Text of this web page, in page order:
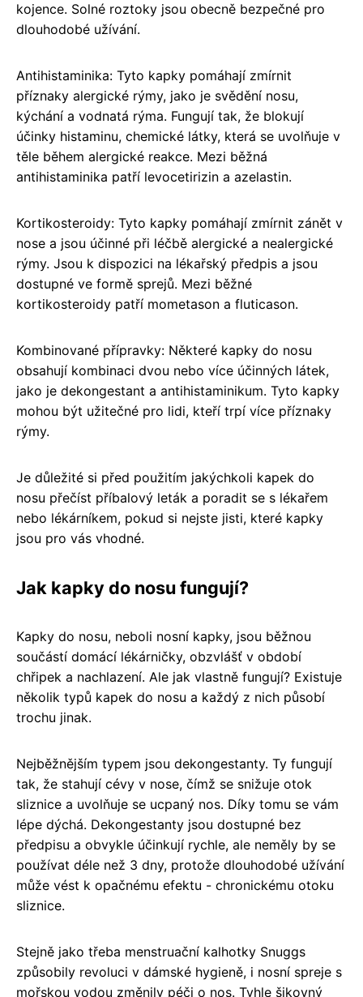
kojence. Solné roztoky jsou obecně bezpečné pro
dlouhodobé užívání.
Antihistaminika: Tyto kapky pomáhají zmírnit
příznaky alergické rýmy, jako je svědění nosu,
kýchání a vodnatá rýma. Fungují tak, že blokují
účinky histaminu, chemické látky, která se uvolňuje v
těle během alergické reakce. Mezi běžná
antihistaminika patří levocetirizin a azelastin.
Kortikosteroidy: Tyto kapky pomáhají zmírnit zánět v
nose a jsou účinné při léčbě alergické a nealergické
rýmy. Jsou k dispozici na lékařský předpis a jsou
dostupné ve formě sprejů. Mezi běžné
kortikosteroidy patří mometason a fluticason.
Kombinované přípravky: Některé kapky do nosu
obsahují kombinaci dvou nebo více účinných látek,
jako je dekongestant a antihistaminikum. Tyto kapky
mohou být užitečné pro lidi, kteří trpí více příznaky
rýmy.
Je důležité si před použitím jakýchkoli kapek do
nosu přečíst příbalový leták a poradit se s lékařem
nebo lékárníkem, pokud si nejste jisti, které kapky
jsou pro vás vhodné.
Jak kapky do nosu fungují?
Kapky do nosu, neboli nosní kapky, jsou běžnou
součástí domácí lékárničky, obzvlášť v období
chřipek a nachlazení. Ale jak vlastně fungují? Existuje
několik typů kapek do nosu a každý z nich působí
trochu jinak.
Nejběžnějším typem jsou dekongestanty. Ty fungují
tak, že stahují cévy v nose, čímž se snižuje otok
sliznice a uvolňuje se ucpaný nos. Díky tomu se vám
lépe dýchá. Dekongestanty jsou dostupné bez
předpisu a obvykle účinkují rychle, ale neměly by se
používat déle než 3 dny, protože dlouhodobé užívání
může vést k opačnému efektu - chronickému otoku
sliznice.
Stejně jako třeba menstruační kalhotky Snuggs
způsobily revoluci v dámské hygieně, i nosní spreje s
mořskou vodou změnily péči o nos. Tyhle šikovný